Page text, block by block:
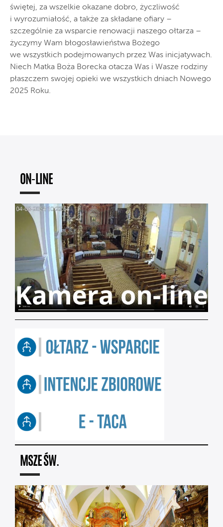
świętej, za wszelkie okazane dobro, życzliwość
i wyrozumiałość, a także za składane ofiary –
szczególnie za wsparcie renowacji naszego ołtarza –
życzymy Wam błogosławieństwa Bożego
we wszystkich podejmowanych przez Was inicjatywach.
Niech Matka Boża Borecka otacza Was i Wasze rodziny
płaszczem swojej opieki we wszystkich dniach Nowego
2025 Roku.
ON-LINE
MSZE ŚW.